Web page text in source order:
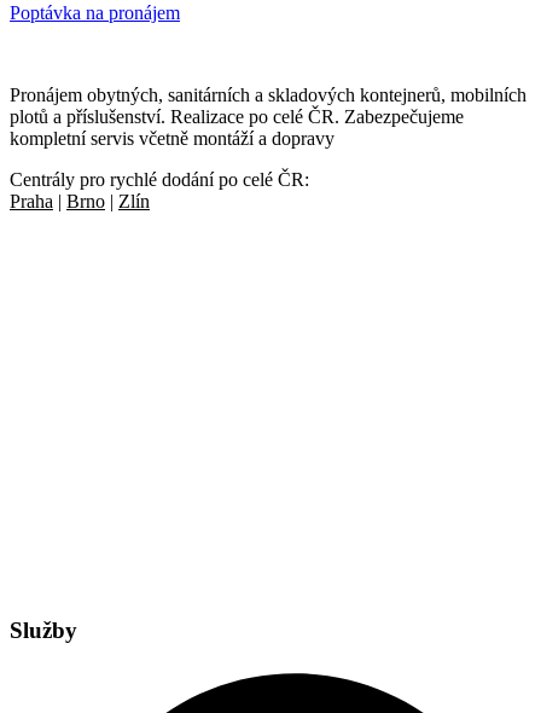
Poptávka na pronájem
Pronájem obytných, sanitárních a skladových kontejnerů, mobilních
plotů a příslušenství. Realizace po celé ČR. Zabezpečujeme
kompletní servis včetně montáží a dopravy
Centrály pro rychlé dodání po celé ČR:
Praha | Brno | Zlín
Služby